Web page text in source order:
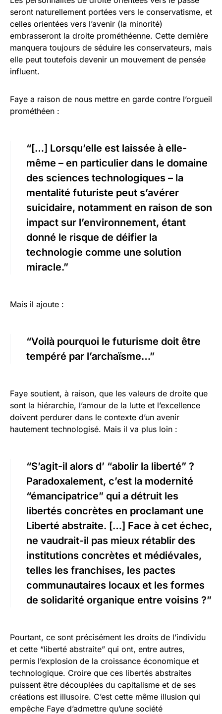
seront naturellement portées vers le conservatisme, et
celles orientées vers l’avenir (la minorité)
embrasseront la droite prométhéenne. Cette dernière
manquera toujours de séduire les conservateurs, mais
elle peut toutefois devenir un mouvement de pensée
influent.
Faye a raison de nous mettre en garde contre l’orgueil
prométhéen :
“[…] Lorsqu’elle est laissée à elle-
même – en particulier dans le domaine
des sciences technologiques – la
mentalité futuriste peut s’avérer
suicidaire, notamment en raison de son
impact sur l’environnement, étant
donné le risque de déifier la
technologie comme une solution
miracle.”
Mais il ajoute :
“Voilà pourquoi le futurisme doit être
tempéré par l’archaïsme…”
Faye soutient, à raison, que les valeurs de droite que
sont la hiérarchie, l’amour de la lutte et l’excellence
doivent perdurer dans le contexte d’un avenir
hautement technologisé. Mais il va plus loin :
“S’agit-il alors d’ “abolir la liberté” ?
Paradoxalement, c’est la modernité
“émancipatrice” qui a détruit les
libertés concrètes en proclamant une
Liberté abstraite. […] Face à cet échec,
ne vaudrait-il pas mieux rétablir des
institutions concrètes et médiévales,
telles les franchises, les pactes
communautaires locaux et les formes
de solidarité organique entre voisins ?”
Pourtant, ce sont précisément les droits de l’individu
et cette “liberté abstraite” qui ont, entre autres,
permis l’explosion de la croissance économique et
technologique. Croire que ces libertés abstraites
puissent être découplées du capitalisme et de ses
créations est illusoire. C’est cette même illusion qui
empêche Faye d’admettre qu’une société